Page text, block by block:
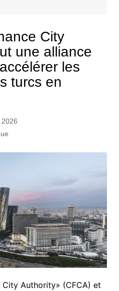
City
une alliance
les
turcs en
City Authority» (CFCA) et